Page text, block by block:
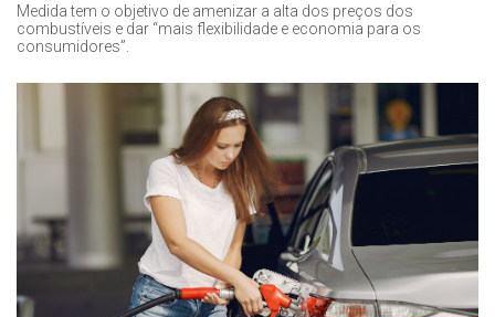
Medida tem o objetivo de amenizar a alta dos preços dos
combustíveis e dar “mais flexibilidade e economia para os
consumidores”.